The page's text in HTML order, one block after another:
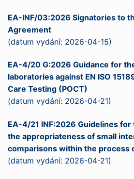
EA-INF/03:2026 Signatories to
Agreement
(datum vydání: 2026-04-15)
EA-4/20 G:2026 Guidance for
laboratories against EN ISO
Care Testing (POCT)
(datum vydání: 2026-04-21)
EA-4/21 INF:2026 Guidelines
the appropriateness of small
comparisons within the process
(datum vydání: 2026-04-21)